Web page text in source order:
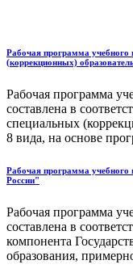
Рабочая программа учебного
(коррекционных)
Рабочая программа
составлена в
специальных
8 вида, на основе
Рабочая программа
России"
Рабочая программа
составлена в
компонента
образования,